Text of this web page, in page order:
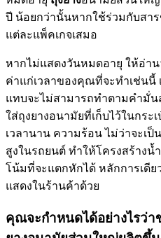
ปี น้อยกว่านั้นหากใช้ร่วมกับสา
แต่ละแพ็คเกจเสมอ
หากไม่แสดงวันหมดอายุ ให้อ่า
ค่าแก่เวลาของคุณที่จะทำเช่น
แทบจะไม่สามารถทำตามคำมั่
ใส่ถุงยางอนามัยที่เก็บไว้ในกระ
เวลานาน ความร้อน ไม่ว่าจะเ
สูงในรถยนต์ ทำให้โครงสร้างน้
โน้มที่จะแตกหักได้ หลักการเดี
แสดงในร้านค้าด้วย
คุณจะกำหนดได้อย่างไรว่